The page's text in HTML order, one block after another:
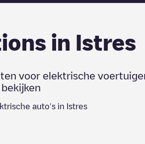
in Istres
voor elektrische
bekijken
auto's in Istres